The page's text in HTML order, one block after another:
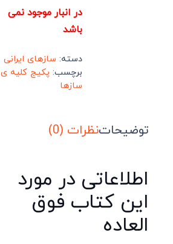
در انبار موجود نمی
باشد
دسته: سازهای ایرانی
برچسب: پکیج کلیه ی
سازها
توضیحاتنظرات (0)
اطلاعاتی در مورد
این کتاب فوق
العاده